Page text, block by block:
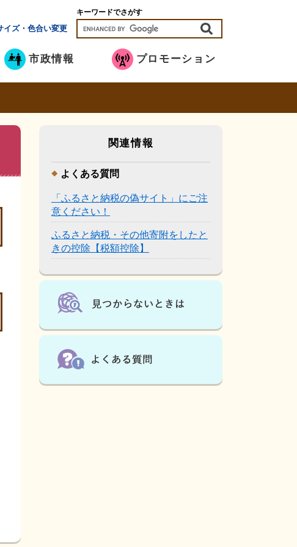
イズ・色合い変更
キーワードでさがす
市政情報 プロモーション
関連情報
よくある質問
「ふるさと納税の偽サイト」にご注
意ください！
ふるさと納税・その他寄附をしたと
きの控除【税額控除】